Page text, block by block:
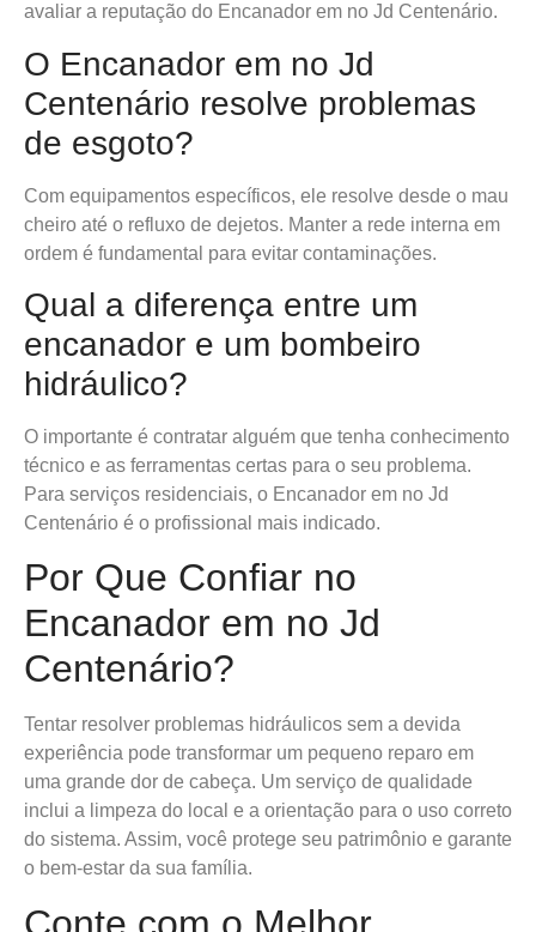
avaliar a reputação do Encanador em no Jd Centenário.
O Encanador em no Jd
Centenário resolve problemas
de esgoto?
Com equipamentos específicos, ele resolve desde o mau
cheiro até o refluxo de dejetos. Manter a rede interna em
ordem é fundamental para evitar contaminações.
Qual a diferença entre um
encanador e um bombeiro
hidráulico?
O importante é contratar alguém que tenha conhecimento
técnico e as ferramentas certas para o seu problema.
Para serviços residenciais, o Encanador em no Jd
Centenário é o profissional mais indicado.
Por Que Confiar no
Encanador em no Jd
Centenário?
Tentar resolver problemas hidráulicos sem a devida
experiência pode transformar um pequeno reparo em
uma grande dor de cabeça. Um serviço de qualidade
inclui a limpeza do local e a orientação para o uso correto
do sistema. Assim, você protege seu patrimônio e garante
o bem-estar da sua família.
Conte com o Melhor